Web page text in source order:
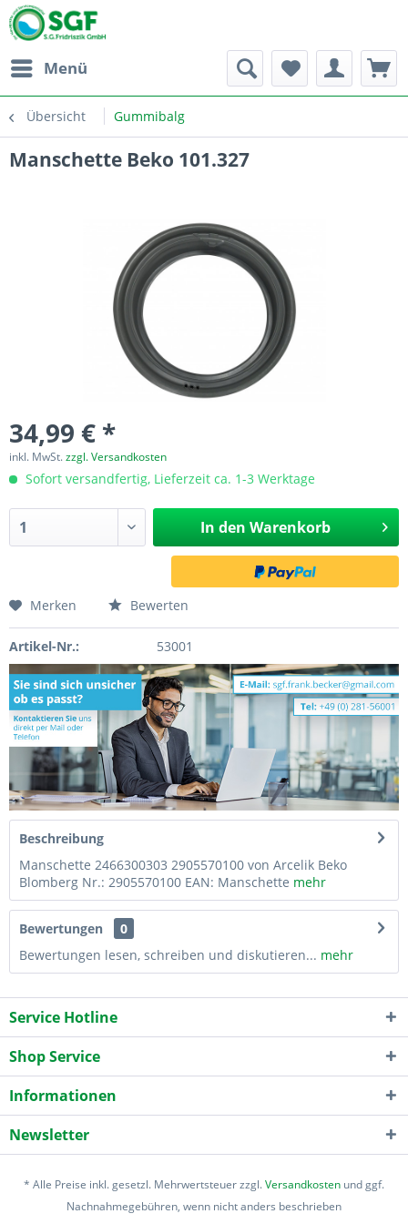
Menü
Übersicht Gummibalg
Manschette Beko 101.327
34,99 € *
inkl. MwSt.zzgl. Versandkosten
Sofort versandfertig, Lieferzeit ca. 1-3 Werktage
In den Warenkorb
Merken Bewerten
Artikel-Nr.: 53001
Beschreibung
Manschette 2466300303 2905570100 von Arcelik Beko
Blomberg Nr.: 2905570100 EAN: Manschette mehr
Bewertungen
0
Bewertungen lesen, schreiben und diskutieren... mehr
Service Hotline
Shop Service
Informationen
Newsletter
* Alle Preise inkl. gesetzl. Mehrwertsteuer zzgl.Versandkosten und ggf.
Nachnahmegebühren, wenn nicht anders beschrieben